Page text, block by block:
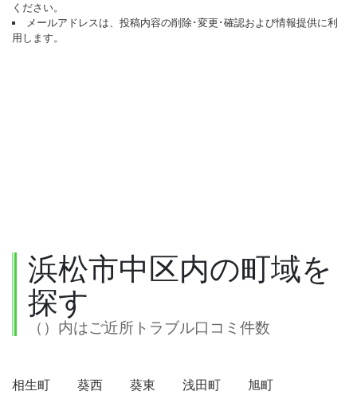
ください。
メールアドレスは、投稿内容の削除･変更･確認および情報提供に利
用します。
浜松市中区内の町域を
探す
（）内はご近所トラブル口コミ件数
相生町 葵西 葵東 浅田町
旭町